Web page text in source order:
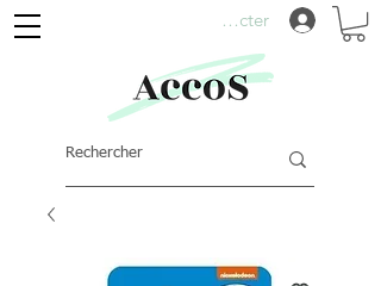
Se connecter